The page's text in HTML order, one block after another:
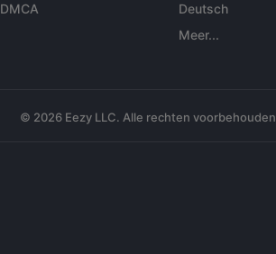
DMCA
Deutsch
Meer...
© 2026 Eezy LLC. Alle rechten voorbehouden